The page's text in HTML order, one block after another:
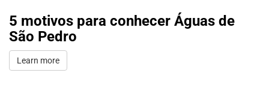
5 motivos para conhecer Águas de
São Pedro
Learn more